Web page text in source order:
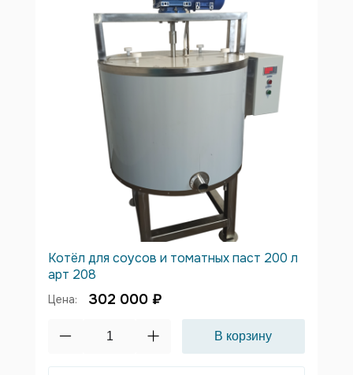
Котёл для соусов и томатных паст 200 л
арт 208
Цена: 302 000 ₽